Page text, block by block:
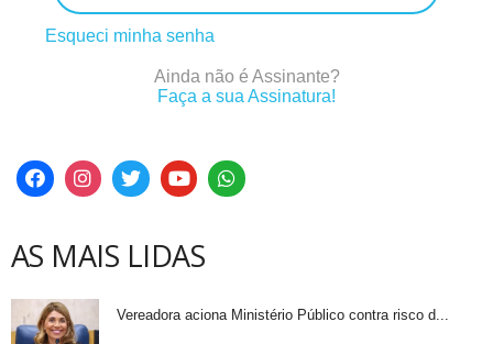
Esqueci minha senha
Ainda não é Assinante?
Faça a sua Assinatura!
AS MAIS LIDAS
Vereadora aciona Ministério Público contra risco d...